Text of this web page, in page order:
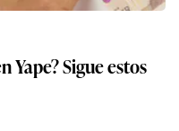
Yape? Sigue estos